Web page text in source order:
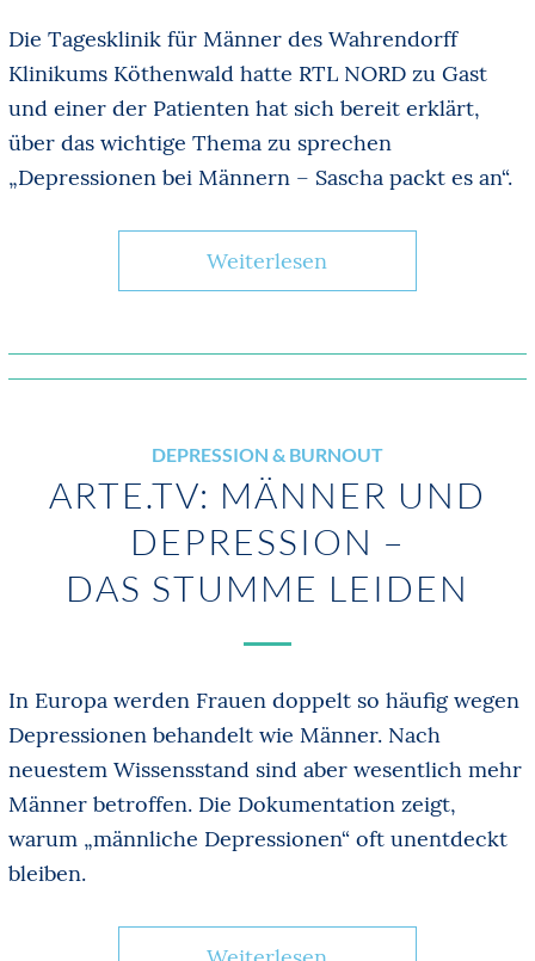
Die Tagesklinik für Männer des Wahrendorff
Klinikums Köthenwald hatte RTL NORD zu Gast
und einer der Patienten hat sich bereit erklärt,
über das wichtige Thema zu sprechen
„Depressionen bei Männern – Sascha packt es an“.
Weiterlesen
DEPRESSION & BURNOUT
ARTE.TV: MÄNNER UND
DEPRESSION –
DAS STUMME LEIDEN
In Europa werden Frauen doppelt so häufig wegen
Depressionen behandelt wie Männer. Nach
neuestem Wissensstand sind aber wesentlich mehr
Männer betroffen. Die Dokumentation zeigt,
warum „männliche Depressionen“ oft unentdeckt
bleiben.